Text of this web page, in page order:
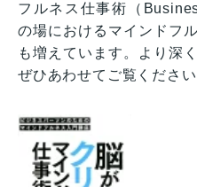
フルネス仕事術（
の場におけるマインドフ
も増えています。より深
ぜひあわせてご覧ください